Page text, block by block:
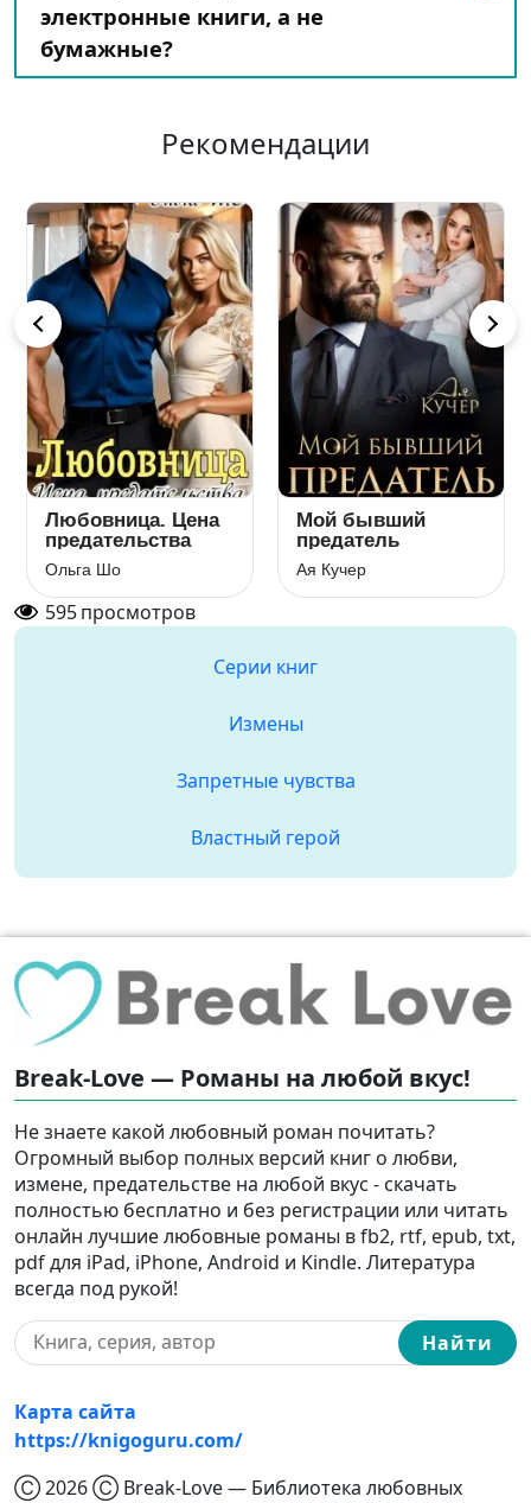
электронные книги, а не
бумажные?
Рекомендации
Любовница. Цена
предательства
Ольга Шо
Мой бывший
предатель
Ая Кучер
595просмотров
Серии книг
Измены
Запретные чувства
Властный герой
Break-Love — Романы на любой вкус!
Не знаете какой любовный роман почитать?
Огромный выбор полных версий книг о любви,
измене, предательстве на любой вкус - скачать
полностью бесплатно и без регистрации или читать
онлайн лучшие любовные романы в fb2, rtf, epub, txt,
pdf для iPad, iPhone, Android и Kindle. Литература
всегда под рукой!
Найти
Карта сайта
https://knigoguru.com/
Ⓒ 2026 Ⓒ Break-Love — Библиотека любовных